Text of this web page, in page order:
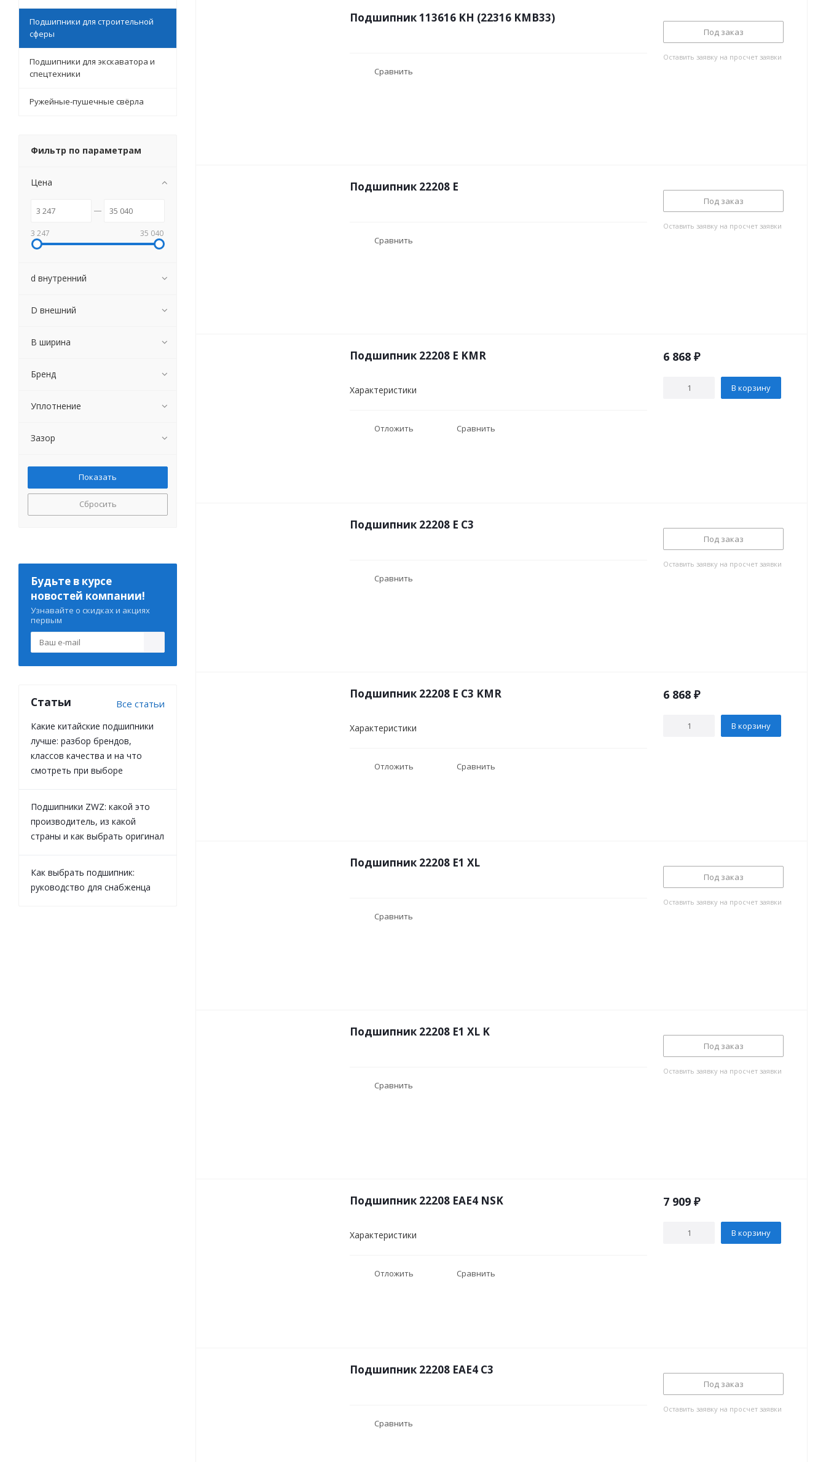
Подшипник 113616 KН (22316 KMB33)
Сравнить
Под заказ
Оставить заявку на просчет заявки
Подшипник 22208 E
Сравнить
Под заказ
Оставить заявку на просчет заявки
Подшипник 22208 E KMR
Характеристики
Отложить Сравнить
6 868 ₽
В корзину
Подшипник 22208 E C3
Сравнить
Под заказ
Оставить заявку на просчет заявки
Подшипник 22208 E C3 KMR
Характеристики
Отложить Сравнить
6 868 ₽
В корзину
Подшипник 22208 E1 XL
Сравнить
Под заказ
Оставить заявку на просчет заявки
Подшипник 22208 E1 XL K
Сравнить
Под заказ
Оставить заявку на просчет заявки
Подшипник 22208 EAE4 NSK
Характеристики
Отложить Сравнить
7 909 ₽
В корзину
Подшипник 22208 EAE4 C3
Сравнить
Под заказ
Оставить заявку на просчет заявки
Подшипники для строительной
сферы
Подшипники для экскаватора и
спецтехники
Ружейные-пушечные свёрла
Фильтр по параметрам
Цена
3 247 35 040
d внутренний
D внешний
B ширина
Бренд
Уплотнение
Зазор
Сбросить
Будьте в курсе
новостей компании!
Узнавайте о скидках и акциях
первым
Статьи Все статьи
Какие китайские подшипники
лучше: разбор брендов,
классов качества и на что
смотреть при выборе
Подшипники ZWZ: какой это
производитель, из какой
страны и как выбрать оригинал
Как выбрать подшипник:
руководство для снабженца